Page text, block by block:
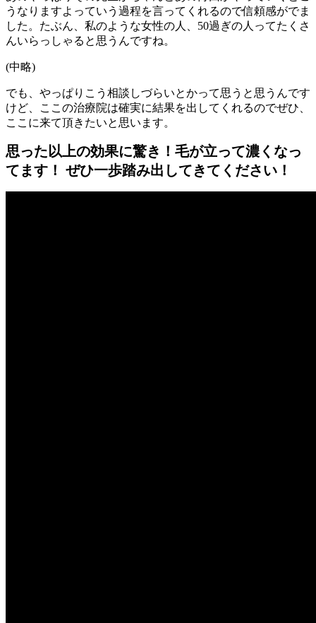
うなりますよっていう過程を言ってくれるので信頼感がでま
した。たぶん、私のような女性の人、50過ぎの人ってたくさ
んいらっしゃると思うんですね。
(中略)
でも、やっぱりこう相談しづらいとかって思うと思うんです
けど、ここの治療院は確実に結果を出してくれるのでぜひ、
ここに来て頂きたいと思います。
思った以上の効果に驚き！毛が立って濃くなっ
てます！ ぜひ一歩踏み出してきてください！